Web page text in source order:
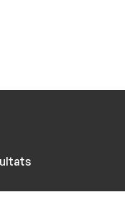
résultats